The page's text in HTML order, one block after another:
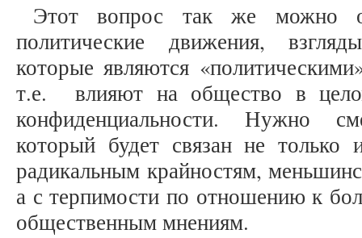
Этот вопрос так же можно
политические движения,
которые являются
т.е. влияют на общество в
конфиденциальности. Нужно
который будет связан не
радикальным крайностям,
а с терпимости по отношению к
общественным мнениям.